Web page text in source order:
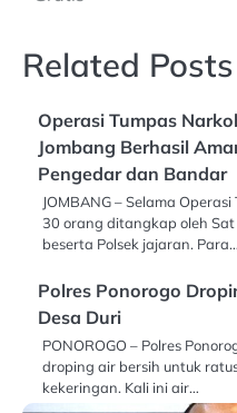
Related Posts
Operasi Tumpas
Jombang Berhasil
Pengedar dan Bandar
JOMBANG – Selama
30 orang ditangkap oleh Sat
beserta Polsek jajaran. Para…
Polres Ponorogo
Desa Duri
PONOROGO – Polres
droping air bersih untuk
kekeringan. Kali ini air…